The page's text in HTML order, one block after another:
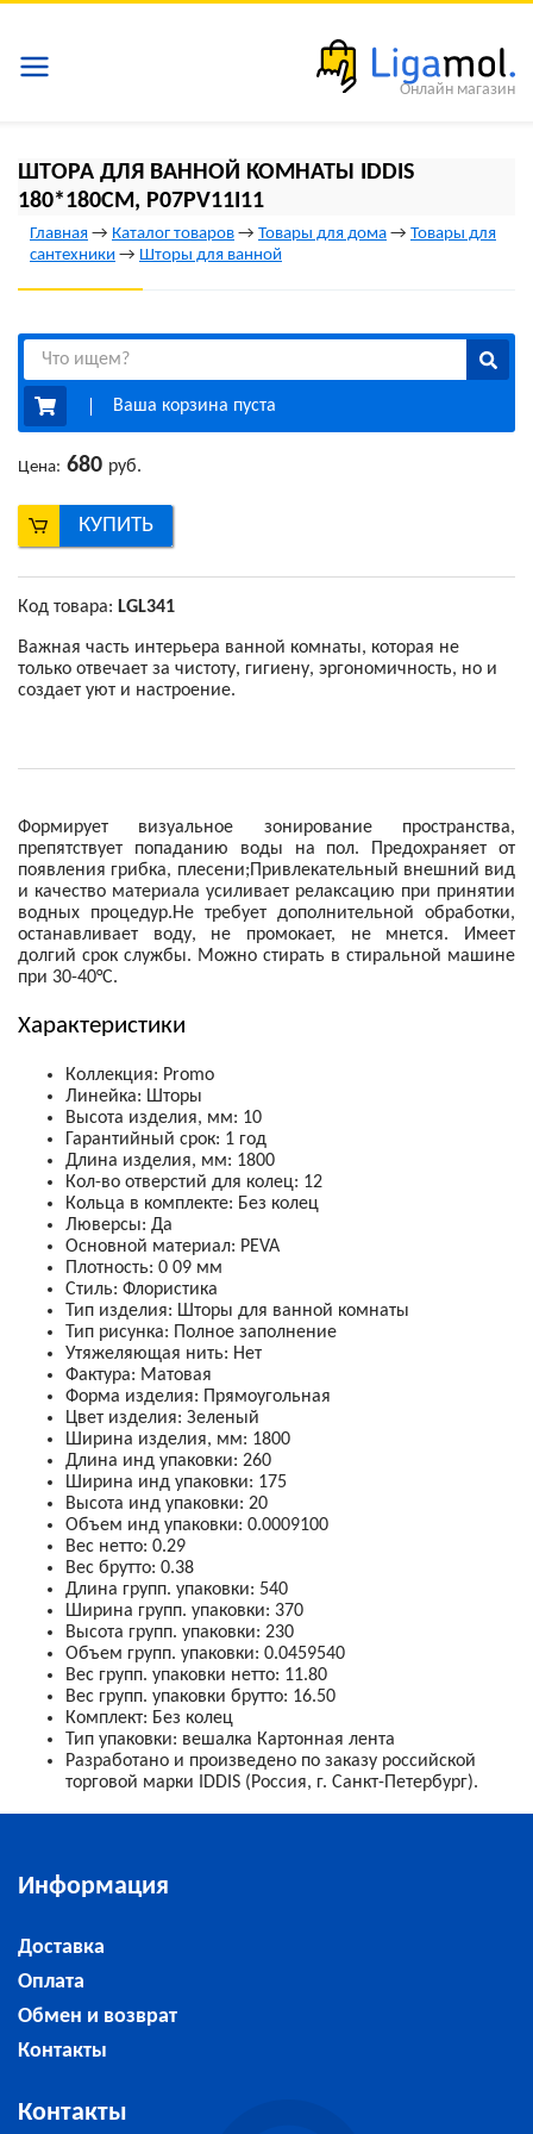
ШТОРА ДЛЯ ВАННОЙ КОМНАТЫ IDDIS
180*180СМ, P07PV11I11
Главная → Каталог товаров → Товары для дома → Товары для
сантехники → Шторы для ванной
Ваша корзина пуста
Цена: 680 руб.
КУПИТЬ
Код товара: LGL341
Важная часть интерьера ванной комнаты, которая не
только отвечает за чистоту, гигиену, эргономичность, но и
создает уют и настроение.
Формирует визуальное зонирование пространства,
препятствует попаданию воды на пол. Предохраняет от
появления грибка, плесени;Привлекательный внешний вид
и качество материала усиливает релаксацию при принятии
водных процедур.Не требует дополнительной обработки,
останавливает воду, не промокает, не мнется. Имеет
долгий срок службы. Можно стирать в стиральной машине
при 30-40°С.
Характеристики
Коллекция: Promo
Линейка: Шторы
Высота изделия, мм: 10
Гарантийный срок: 1 год
Длина изделия, мм: 1800
Кол-во отверстий для колец: 12
Кольца в комплекте: Без колец
Люверсы: Да
Основной материал: PEVA
Плотность: 0 09 мм
Стиль: Флористика
Тип изделия: Шторы для ванной комнаты
Тип рисунка: Полное заполнение
Утяжеляющая нить: Нет
Фактура: Матовая
Форма изделия: Прямоугольная
Цвет изделия: Зеленый
Ширина изделия, мм: 1800
Длина инд упаковки: 260
Ширина инд упаковки: 175
Высота инд упаковки: 20
Объем инд упаковки: 0.0009100
Вес нетто: 0.29
Вес брутто: 0.38
Длина групп. упаковки: 540
Ширина групп. упаковки: 370
Высота групп. упаковки: 230
Объем групп. упаковки: 0.0459540
Вес групп. упаковки нетто: 11.80
Вес групп. упаковки брутто: 16.50
Комплект: Без колец
Тип упаковки: вешалка Картонная лента
Разработано и произведено по заказу российской
торговой марки IDDIS (Россия, г. Санкт-Петербург).
Информация
Доставка
Оплата
Обмен и возврат
Контакты
Контакты
Онлайн магазин